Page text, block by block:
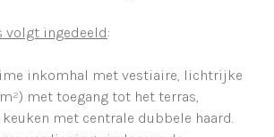
volgt ingedeeld:
inkomhal met vestiaire, lichtrijke
met toegang tot het terras,
met centrale dubbele haard.